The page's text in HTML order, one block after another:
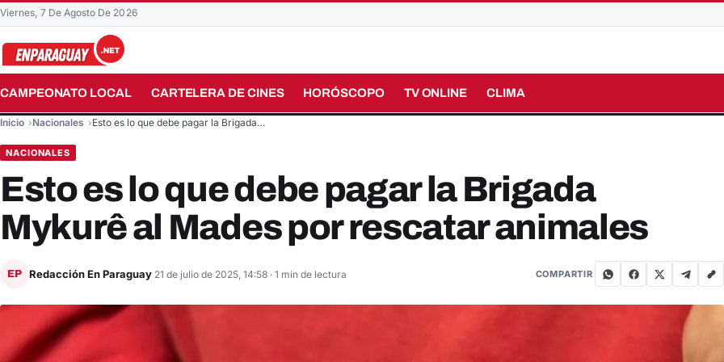
Viernes, 7 De Agosto De 2026
CAMPEONATO LOCAL CARTELERA DE CINES HORÓSCOPO TV ONLINE CLIMA
Buscar en el sitio
Inicio Nacionales Esto es lo que debe pagar la Brigada…
NACIONALES
Esto es lo que debe pagar la Brigada
Mykurê al Mades por rescatar animales
EP Redacción En Paraguay 21 de julio de 2025, 14:58 · 1 min de lectura COMPARTIR